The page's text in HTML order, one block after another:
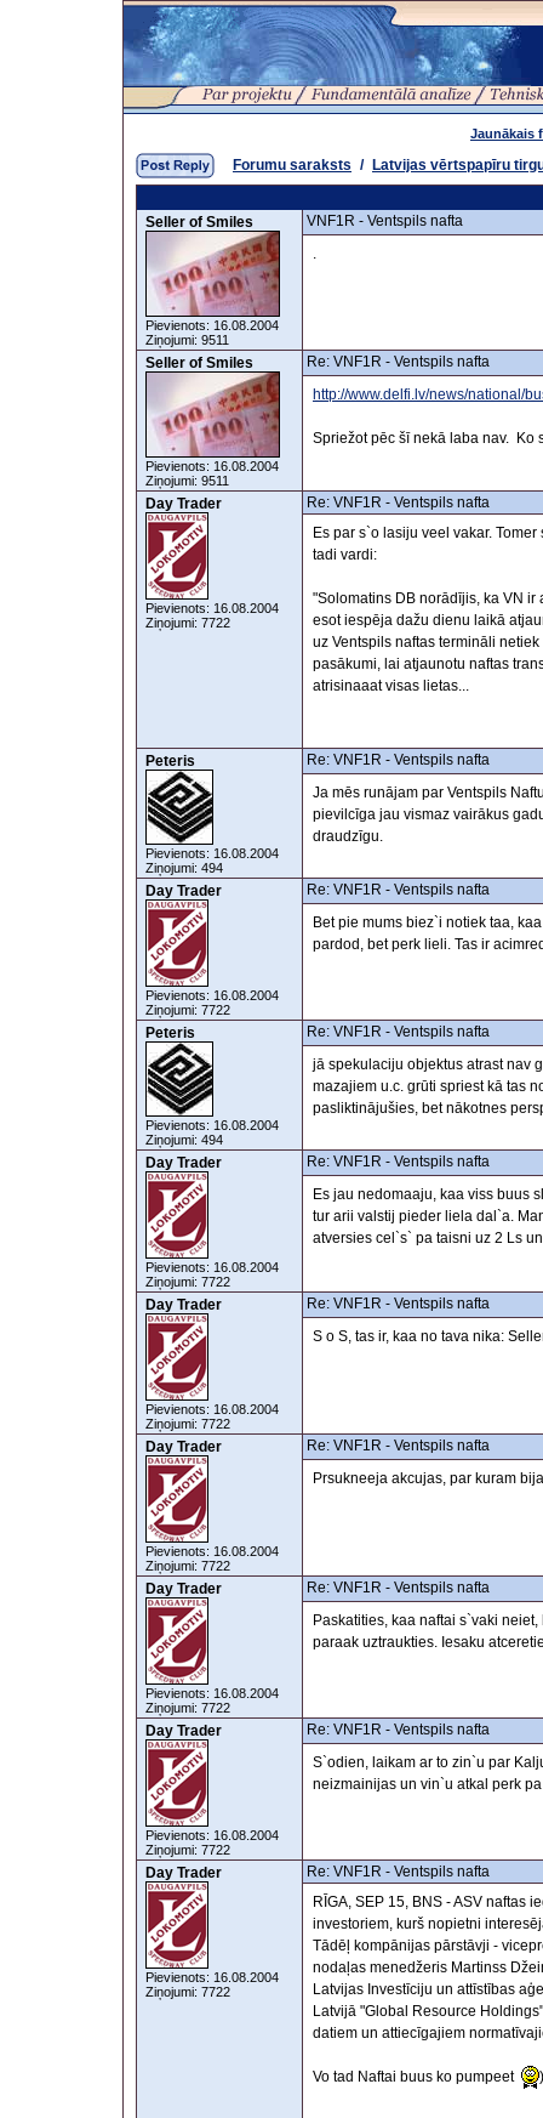
Jaunākais
Forumu saraksts / Latvijas vērtspapīru
Seller of Smiles
Pievienots: 16.08.2004
Ziņojumi: 9511
VNF1R - Ventspils nafta
.
Seller of Smiles
Pievienots: 16.08.2004
Ziņojumi: 9511
Re: VNF1R - Ventspils nafta
http://www.delfi.lv/news/national/
Spriežot pēc šī nekā laba nav. Ko
Day Trader
Pievienots: 16.08.2004
Ziņojumi: 7722
Re: VNF1R - Ventspils nafta
Es par s`o lasiju veel vakar.
tadi vardi:
"Solomatins DB norādījis, ka VN
esot iespēja dažu dienu laikā
uz Ventspils naftas termināli
pasākumi, lai atjaunotu naftas
atrisinaaat visas lietas...
Peteris
Pievienots: 16.08.2004
Ziņojumi: 494
Re: VNF1R - Ventspils nafta
Ja mēs runājam par Ventspils
pievilcīga jau vismaz vairākus
draudzīgu.
Day Trader
Pievienots: 16.08.2004
Ziņojumi: 7722
Re: VNF1R - Ventspils nafta
Bet pie mums biez`i notiek taa,
pardod, bet perk lieli. Tas ir
Peteris
Pievienots: 16.08.2004
Ziņojumi: 494
Re: VNF1R - Ventspils nafta
jā spekulaciju objektus atrast nav
mazajiem u.c. grūti spriest kā tas
pasliktinājušies, bet nākotnes
Day Trader
Pievienots: 16.08.2004
Ziņojumi: 7722
Re: VNF1R - Ventspils nafta
Es jau nedomaaju, kaa viss buus
tur arii valstij pieder liela dal`a.
atversies cel`s` pa taisni uz 2 Ls
Day Trader
Pievienots: 16.08.2004
Ziņojumi: 7722
Re: VNF1R - Ventspils nafta
S o S, tas ir, kaa no tava nika:
Day Trader
Pievienots: 16.08.2004
Ziņojumi: 7722
Re: VNF1R - Ventspils nafta
Prsukneeja akcujas, par kuram
Day Trader
Pievienots: 16.08.2004
Ziņojumi: 7722
Re: VNF1R - Ventspils nafta
Paskatities, kaa naftai s`vaki
paraak uztraukties. Iesaku
Day Trader
Pievienots: 16.08.2004
Ziņojumi: 7722
Re: VNF1R - Ventspils nafta
S`odien, laikam ar to zin`u par
neizmainijas un vin`u atkal perk
Day Trader
Pievienots: 16.08.2004
Ziņojumi: 7722
Re: VNF1R - Ventspils nafta
RĪGA, SEP 15, BNS - ASV naftas
investoriem, kurš nopietni
Tādēļ kompānijas pārstāvji -
nodaļas menedžeris Martinss
Latvijas Investīciju un attīstības
Latvijā "Global Resource
datiem un attiecīgajiem
Vo tad Naftai buus ko pumpeet